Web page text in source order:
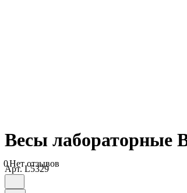
Весы лабораторные
0Нет отзывов
Арт.L5329